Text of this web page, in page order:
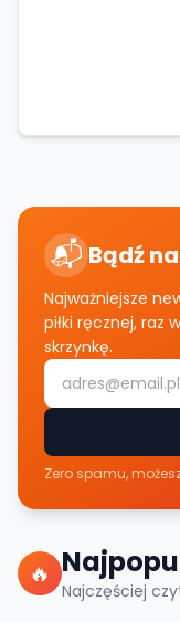
📬 Bądź
Najważniejsze
piłki ręcznej, raz
skrzynkę.
Zero spamu,
🔥
Najczęściej